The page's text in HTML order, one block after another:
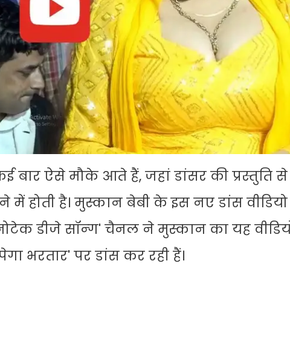
बार ऐसे मौके आते हैं, जहां डांसर की प्रस्तुति से
होती है। मुस्कान बेबी के इस नए डांस
डीजे सॉन्ग' चैनल ने मुस्कान का यह
भरतार' पर डांस कर रही हैं।